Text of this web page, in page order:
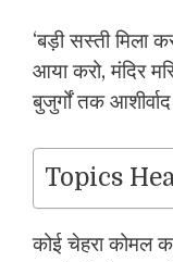
‘बड़ी सस्ती मिला
आया करो, मंदिर
बुजुर्गों तक
Topics
कोई चेहरा कोमल